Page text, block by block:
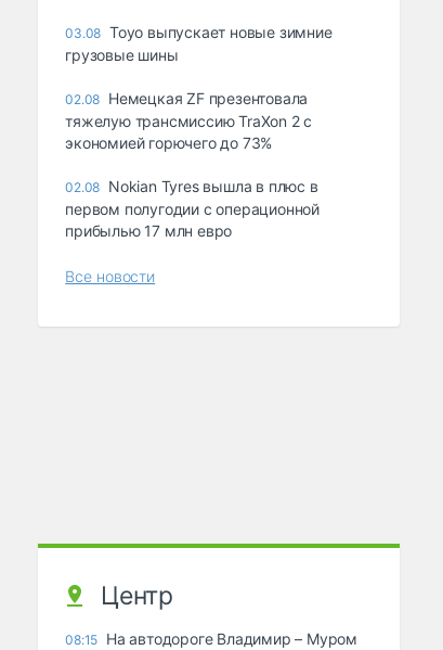
03.08 Toyo выпускает новые зимние
грузовые шины
02.08 Немецкая ZF презентовала
тяжелую трансмиссию TraXon 2 с
экономией горючего до 73%
02.08 Nokian Tyres вышла в плюс в
первом полугодии с операционной
прибылью 17 млн евро
Все новости
Центр
08:15 На автодороге Владимир – Муром